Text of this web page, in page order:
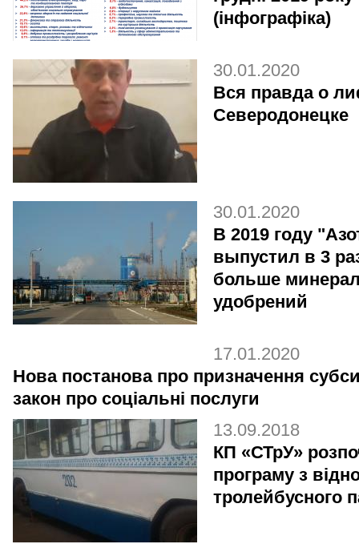
(інфографіка)
30.01.2020
Вся правда о
Северодонецке
30.01.2020
В 2019 году
выпустил в 3
больше
удобрений
17.01.2020
Нова постанова про призначення
закон про соціальні послуги
13.09.2018
КП «СТрУ»
програму з
тролейбусного